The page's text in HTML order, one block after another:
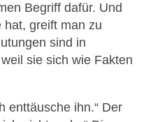
Begriff dafür. Und
greift man zu
sind in
sie sich wie Fakten
enttäusche ihn.“ Der